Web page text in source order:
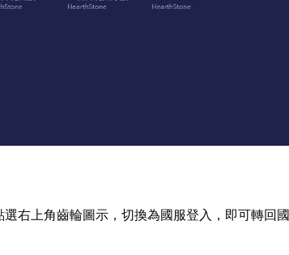
右上角齒輪圖示，切換為國服登入，即可轉回